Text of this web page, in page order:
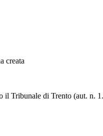
creata
il Tribunale di Trento (aut. n.